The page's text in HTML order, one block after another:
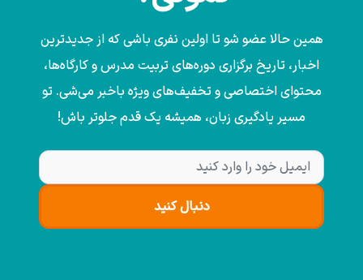
همین حالا عضو شو تا اولین نفری باشی که از جدیدترین
اخبار، تاریخ برگزاری دوره‌های تربیت مدرس و کارگاه‌ها،
محتوای اختصاصی و تخفیف‌های ویژه باخبر می‌شی. تو
مسیر یادگیری زبان، همیشه یک قدم جلوتر باش!
دنبال کنید